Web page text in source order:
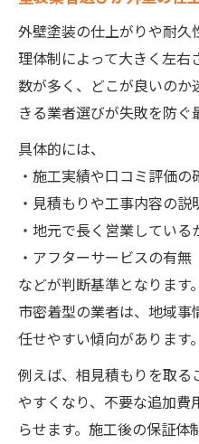
外壁塗装の仕上がりや耐
理体制によって大きく左右
数が多く、どこが良いの
きる業者選びが失敗を防ぐ
具体的には、
・施工実績や口コミ評価の
・見積もりや工事内容の説
・地元で長く営業している
・アフターサービスの有無
などが判断基準となります
市密着型の業者は、地域事
任せやすい傾向があります。
例えば、相見積もりを取る
やすくなり、不要な追加
らせます。施工後の保証